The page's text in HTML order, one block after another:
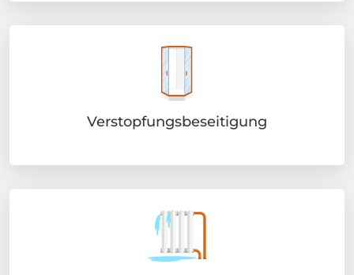
Verstopfungsbeseitigung